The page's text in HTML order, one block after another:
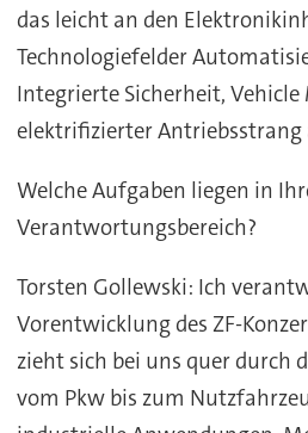
das leicht an den
Technologiefelder
Integrierte Sicherheit,
elektrifizierter Antriebsstrang
Welche Aufgaben liegen in
Verantwortungsbereich?
Torsten Gollewski: Ich
Vorentwicklung des ZF-
zieht sich bei uns quer durch
vom Pkw bis zum